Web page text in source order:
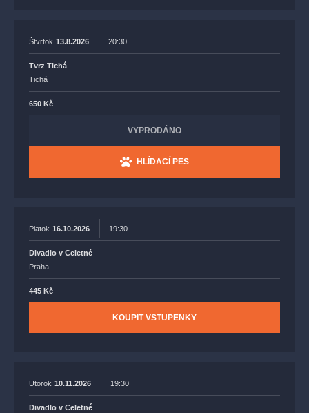
Štvrtok 13.8.2026 20:30
Tvrz Tichá
Tichá
650 Kč
VYPRODÁNO
HLÍDACÍ PES
Piatok 16.10.2026 19:30
Divadlo v Celetné
Praha
445 Kč
KOUPIT VSTUPENKY
Utorok 10.11.2026 19:30
Divadlo v Celetné